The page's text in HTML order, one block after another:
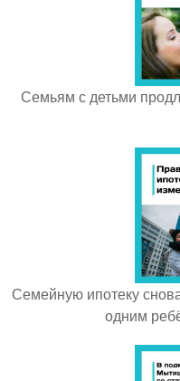
Семьям с детьми
Семейную ипотеку
одним